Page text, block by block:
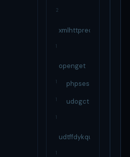
2
xmlhttprequest
1
openget
1 phpses
1 udogct
1
udtffdykqugfoywh
1